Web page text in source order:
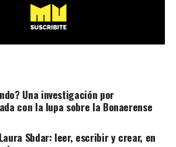
Una investigación por
con la lupa sobre la Bonaerense
Sbdar: leer, escribir y crear, en